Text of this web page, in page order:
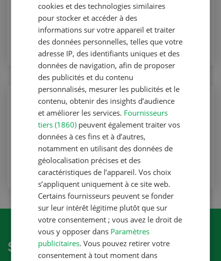
Production animale
VERS L'ARTICLE
Production animale
Impressions d’un pays de l’Est
Production animale
S'abonner à la newletter
cookies et des technologies similaires
pour stocker et accéder à des
informations sur votre appareil et traiter
des données personnelles, telles que votre
adresse IP, des identifiants uniques et des
données de navigation, afin de proposer
des publicités et du contenu
personnalisés, mesurer les publicités et le
contenu, obtenir des insights d’audience
et améliorer les services. Fournisseurs
tiers (1860) peuvent également traiter vos
données à ces fins et à d’autres,
notamment en utilisant des données de
géolocalisation précises et des
caractéristiques de l’appareil. Vos choix
s’appliquent uniquement à ce site web.
Certains fournisseurs peuvent se fonder
sur leur intérêt légitime plutôt que sur
votre consentement ; vous avez le droit de
vous y opposer dans Paramètres
publicitaires. Vous pouvez retirer votre
consentement à tout moment dans